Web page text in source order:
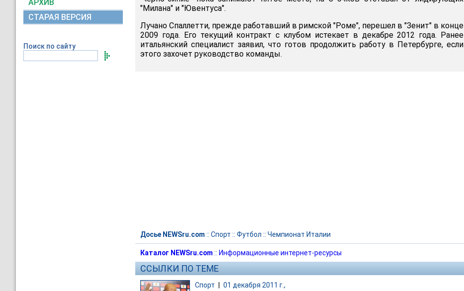
АРХИВ
СТАРАЯ ВЕРСИЯ
Поиск по сайту
"Милана" и "Ювентуса".
Лучано Спаллетти, прежде работавший в римской "Роме", перешел в "Зенит" в конце
2009 года. Его текущий контракт с клубом истекает в декабре 2012 года. Ранее
итальянский специалист заявил, что готов продолжить работу в Петербурге, если
этого захочет руководство команды.
Досье NEWSru.com :: Спорт :: Футбол :: Чемпионат Италии
Каталог NEWSru.com :: Информационные интернет-ресурсы
ССЫЛКИ ПО ТЕМЕ
Спорт 01 декабря 2011 г.,